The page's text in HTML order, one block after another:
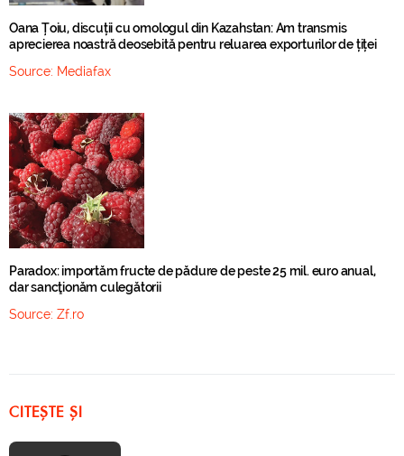
Oana Țoiu, discuții cu omologul din Kazahstan: Am transmis
aprecierea noastră deosebită pentru reluarea exporturilor de țiței
Source: Mediafax
Paradox: importăm fructe de pădure de peste 25 mil. euro anual,
dar sancţionăm culegătorii
Source: Zf.ro
CITEȘTE ȘI